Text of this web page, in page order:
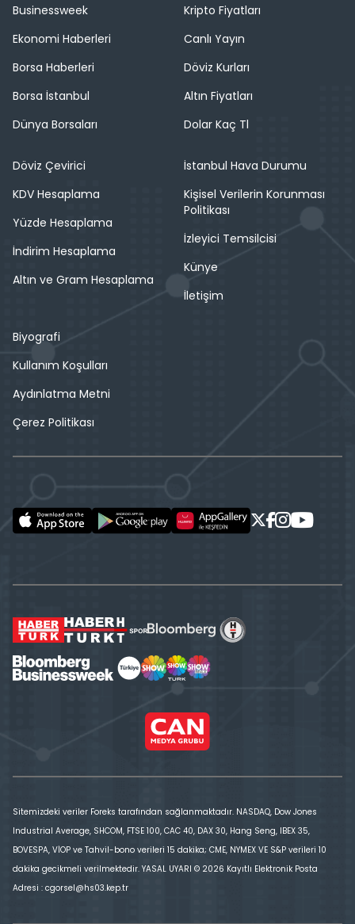
Businessweek
Ekonomi Haberleri
Borsa Haberleri
Borsa İstanbul
Dünya Borsaları
Kripto Fiyatları
Canlı Yayın
Döviz Kurları
Altın Fiyatları
Dolar Kaç Tl
Döviz Çevirici
KDV Hesaplama
Yüzde Hesaplama
İndirim Hesaplama
Altın ve Gram Hesaplama
İstanbul Hava Durumu
Kişisel Verilerin Korunması
Politikası
İzleyici Temsilcisi
Künye
İletişim
Biyografi
Kullanım Koşulları
Aydınlatma Metni
Çerez Politikası
Sitemizdeki veriler Foreks tarafından sağlanmaktadır. NASDAQ, Dow Jones
Industrial Average, SHCOM, FTSE 100, CAC 40, DAX 30, Hang Seng, IBEX 35,
BOVESPA, VİOP ve Tahvil-bono verileri 15 dakika; CME, NYMEX VE S&P verileri 10
dakika gecikmeli verilmektedir. YASAL UYARI © 2026 Kayıtlı Elektronik Posta
Adresi : cgorsel@hs03.kep.tr